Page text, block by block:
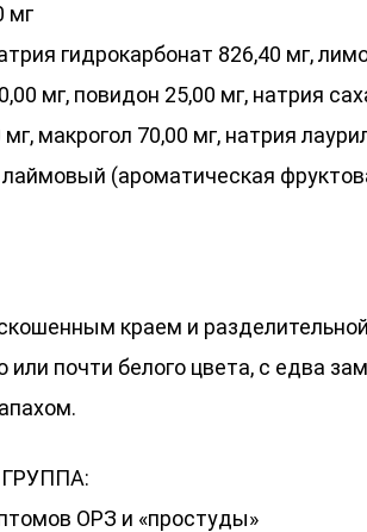
мг
гидрокарбонат 826,40 мг,
мг, повидон 25,00 мг, натрия
макрогол 70,00 мг, натрия
(ароматическая
краем и разделительной
или почти белого цвета, с едва
ОРЗ и «простуды»